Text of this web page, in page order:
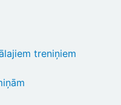
treniņiem